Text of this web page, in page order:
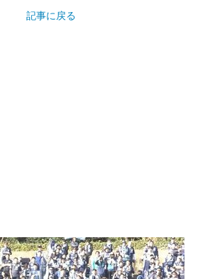
記事に戻る